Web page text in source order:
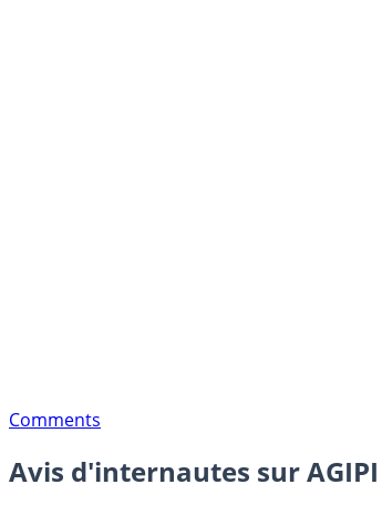
Comments
Avis d'internautes sur AGIPI